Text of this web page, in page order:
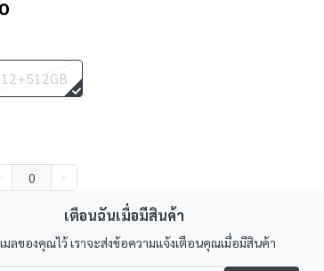
12+512GB
เตือนฉันเมื่อมีสินค้า
มลของคุณไว้ เราจะส่งข้อความแจ้งเตือนคุณเมื่อมีสินค้า